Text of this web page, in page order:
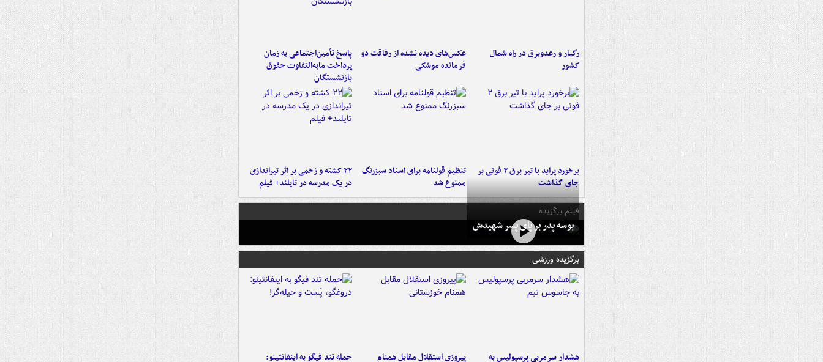
رگبار و رعدوبرق در راه شمال
کشور
عکس‌های دیده نشده از رفاقت دو
فرمانده‌ موشکی
پاسخ تأمین‌اجتماعی به زمان
پرداخت مابه‌التفاوت حقوق
بازنشستگان
برخورد پراید با تیر برق ۲ فوتی بر
جای گذاشت
تنظیم قولنامه برای اسناد سبزرنگ
ممنوع شد
۲۲ کشته و زخمی بر اثر تیراندازی
در یک مدرسه در تایلند+ فیلم
فیلم برگزیده
بوسه‌ پدر بر پای پسر شهیدش
برگزیده ورزشی
هشدار سرمربی پرسپولیس به پیروزی استقلال مقابل همنام حمله تند فیگو به اینفانتینو: